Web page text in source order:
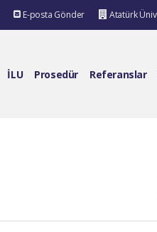
E-posta Gönder Atatürk
İLU Prosedür Referanslar